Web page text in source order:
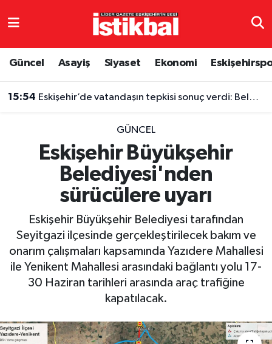
Güncel Asayiş Siyaset Ekonomi
15:54 Eskişehir’de vatandaşın tepkisi sonuç verdi: Belediye harekete geçti
GÜNCEL
Eskişehir Büyükşehir
Belediyesi'nden
sürücülere uyarı
Eskişehir Büyükşehir Belediyesi tarafından
Seyitgazi ilçesinde gerçekleştirilecek bakım ve
onarım çalışmaları kapsamında Yazıdere Mahallesi
ile Yenikent Mahallesi arasındaki bağlantı yolu 17-
30 Haziran tarihleri arasında araç trafiğine
kapatılacak.
Eskişehirspor
Eğitim
Ekonomi
Sağlık
Resmi ilanlar
Eskişehir Nöbetçi Eczaneler
TFF 3.Lig 4.Grup Puan Durumu ve Fikstür
Tüm Manşetler
Son Dakika Haberleri
Haber Arşivi